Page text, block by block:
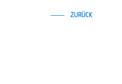
ZURÜCK